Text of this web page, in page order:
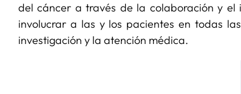
del cáncer a través de la colaboración y el
involucrar a las y los pacientes en todas
investigación y la atención médica.